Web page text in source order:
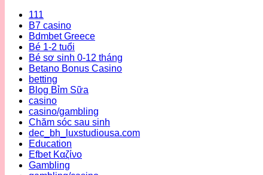
111
B7 casino
Bdmbet Greece
Bé 1-2 tuổi
Bé sơ sinh 0-12 tháng
Betano Bonus Casino
betting
Blog Bỉm Sữa
casino
casino/gambling
Chăm sóc sau sinh
dec_bh_luxstudiousa.com
Education
Efbet Καζίνο
Gambling